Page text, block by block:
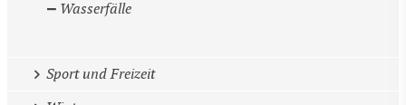
Wasserfälle
Sport und Freizeit